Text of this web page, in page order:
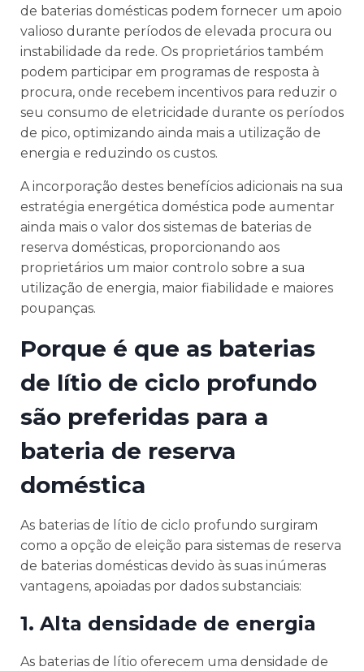
de baterias domésticas podem fornecer um apoio
valioso durante períodos de elevada procura ou
instabilidade da rede. Os proprietários também
podem participar em programas de resposta à
procura, onde recebem incentivos para reduzir o
seu consumo de eletricidade durante os períodos
de pico, optimizando ainda mais a utilização de
energia e reduzindo os custos.
A incorporação destes benefícios adicionais na sua
estratégia energética doméstica pode aumentar
ainda mais o valor dos sistemas de baterias de
reserva domésticas, proporcionando aos
proprietários um maior controlo sobre a sua
utilização de energia, maior fiabilidade e maiores
poupanças.
Porque é que as baterias
de lítio de ciclo profundo
são preferidas para a
bateria de reserva
doméstica
As baterias de lítio de ciclo profundo surgiram
como a opção de eleição para sistemas de reserva
de baterias domésticas devido às suas inúmeras
vantagens, apoiadas por dados substanciais:
1. Alta densidade de energia
As baterias de lítio oferecem uma densidade de